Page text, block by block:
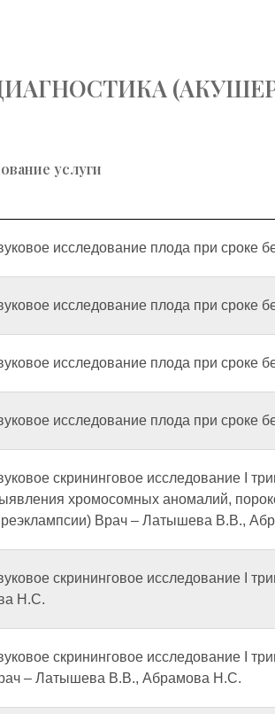
услуги
исследование плода при сроке
исследование плода при сроке
исследование плода при
исследование плода при
скрининговое исследование I
хромосомных аномалий,
Врач – Латышева В.В.,
скрининговое исследование I
Н.С.
скрининговое исследование I
– Латышева В.В., Абрамова Н.С.